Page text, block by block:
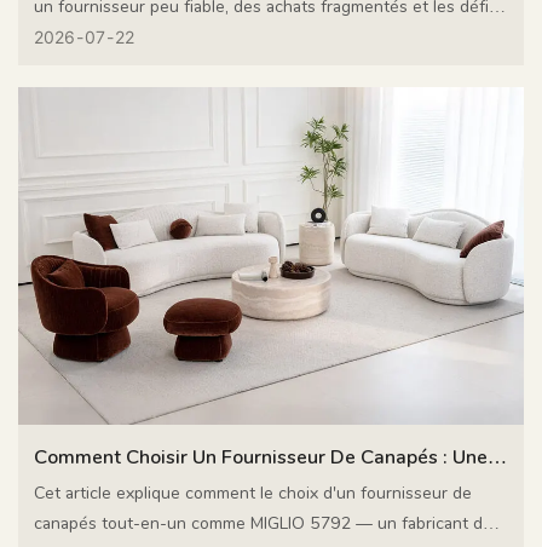
un fournisseur peu fiable, des achats fragmentés et les défis
liés au mobilier d'extérieur écologique, découvrez comment
2026 07 22
Comment Choisir Un Fournisseur De Canapés : Une
Solution D’ameublement Clé En Main Vous Fait
Gagner Du Temps.
Cet article explique comment le choix d'un fournisseur de
canapés tout-en-un comme MIGLIO 5792 — un fabricant de